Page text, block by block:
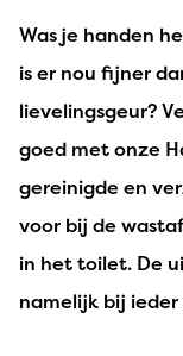
Was je handen
is er nou fijner
lievelingsgeur?
goed met onze
gereinigde en
voor bij de
in het toilet. De
namelijk bij